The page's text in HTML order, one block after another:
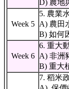
D) 農
Week 5
5. 農業
A) 農田
B) 如何
Week 6
6. 重大
A) 非洲
B) 重大
7. 稻米